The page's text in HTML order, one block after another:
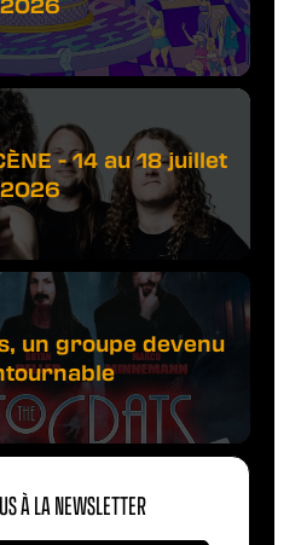
- 14 au 18 juillet
2026
un groupe devenu
À LA NEWSLETTER